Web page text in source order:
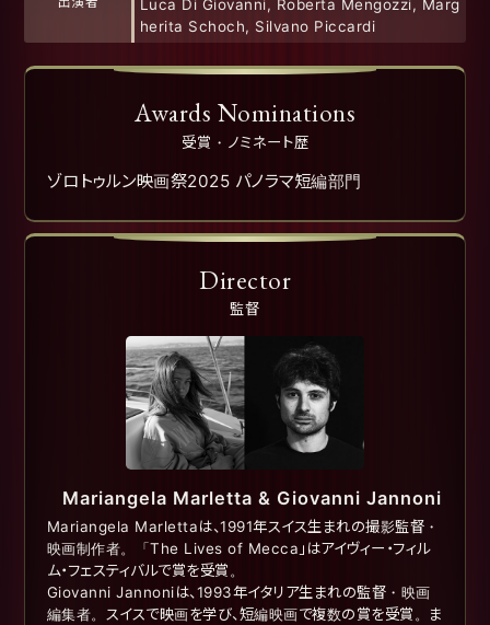
Luca Di Giovanni, Roberta Mengozzi, Marg
herita Schoch, Silvano Piccardi
Awards Nominations
受賞・ノミネート歴
ゾロトゥルン映画祭2025 パノラマ短編部門
Director
監督
Mariangela Marletta & Giovanni Jannoni
Mariangela Marlettaは、1991年スイス生まれの撮影監督・
映画制作者。「The Lives of Mecca」はアイヴィー・フィル
ム・フェスティバルで賞を受賞。
Giovanni Jannoniは、1993年イタリア生まれの監督・映画
編集者。スイスで映画を学び、短編映画で複数の賞を受賞。ま